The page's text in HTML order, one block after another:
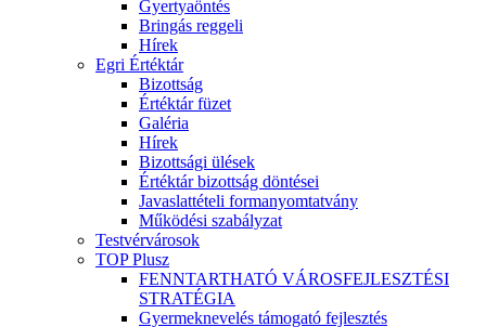
Gyertyaöntés
Bringás reggeli
Hírek
Egri Értéktár
Bizottság
Értéktár füzet
Galéria
Hírek
Bizottsági ülések
Értéktár bizottság döntései
Javaslattételi formanyomtatvány
Működési szabályzat
Testvérvárosok
TOP Plusz
FENNTARTHATÓ VÁROSFEJLESZTÉSI
STRATÉGIA
Gyermeknevelés támogató fejlesztés